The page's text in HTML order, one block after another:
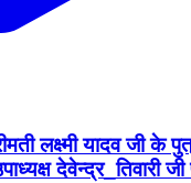
लक्ष्मी यादव जी के
देवेन्द्र_तिवारी